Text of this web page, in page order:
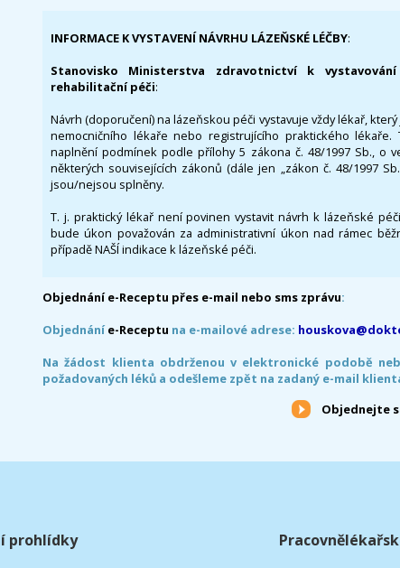
INFORMACE K VYSTAVENÍ NÁVRHU LÁZEŇSKÉ LÉČBY:
Stanovisko Ministerstva zdravotnictví k
rehabilitační péči:
Návrh (doporučení) na lázeňskou péči vystavuje vždy lékař,
nemocničního lékaře nebo registrujícího praktického
naplnění podmínek podle přílohy 5 zákona č. 48/1997 Sb., o
některých souvisejících zákonů (dále jen „zákon č. 48/1997
jsou/nejsou splněny.
T. j. praktický lékař není povinen vystavit návrh k lázeňské
bude úkon považován za administrativní úkon nad rámec
případě NAŠÍ indikace k lázeňské péči.
Objednání e-Receptu přes e-mail nebo sms zprávu:
Objednáníe-Receptu na e-mailové adrese:
Na žádost klienta obdrženou v elektronické podobě
požadovaných léků a odešleme zpět na zadaný e-mail
Objednejte
prohlídky